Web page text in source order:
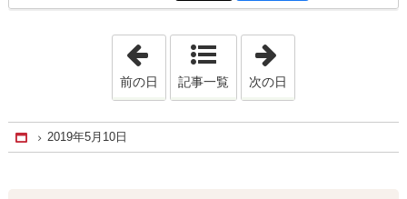
「2019年5月 9日」
前の日 記事一覧 次の日
Home
2019年5月10日